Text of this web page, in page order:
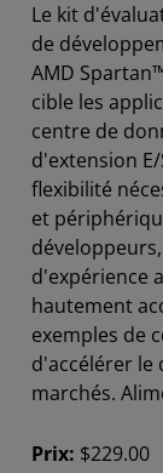
Le kit
de
AMD
cible les
centre de
d'extension
flexibilité
et
d'expérience
hautement
exemples de
d'accélérer le
marchés.
Prix: $229.00